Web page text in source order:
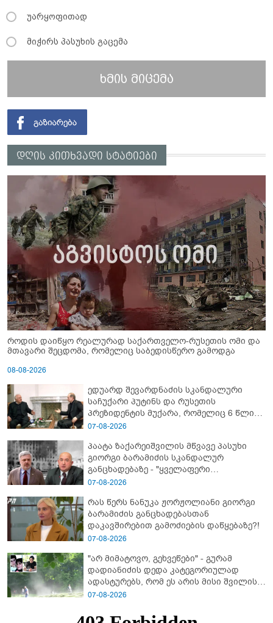
უარყოფითად
მიჭირს პასუხის გაცემა
ხმის მიცემა
დღის კითხვადი სტატიები
როდის დაიწყო რეალურად საქართველო-რუსეთის ომი და
მთავარი შეცდომა, რომელიც საბედისწერო გამოდგა
08-08-2026
ედუარდ შევარდნაძის სკანდალური
საჩუქარი პუტინს და რუსეთის
პრეზიდენტის მუქარა, რომელიც 6 წლის
შემდეგ აასრულა
07-08-2026
პაატა ზაქარეიშვილის მწვავე პასუხი
გიორგი ბარამიძის სკანდალურ
განცხადებაზე - "ყველაფერი
დეტალურად ვიცი... კამანში მოკლული
ბარამიძე კი ტყუის"
07-08-2026
რას წერს ნანუკა ჟორჟოლიანი გიორგი
ბარამიძის განცხადებასთან
დაკავშირებით გამოძიების დაწყებაზე?!
07-08-2026
"არ მიმატოვო, გეხვეწები" - გუ­რა­მ
დადიანიძის დედა კა­ტე­გო­რი­უ­ლად
ადას­ტუ­რებს, რომ ეს არის მისი შვი­ლის
ხმა
07-08-2026